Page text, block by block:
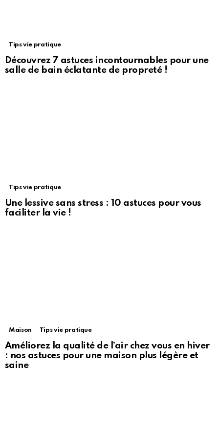
Tips vie pratique
Découvrez 7 astuces incontournables pour une
salle de bain éclatante de propreté !
Tips vie pratique
Une lessive sans stress : 10 astuces pour vous
faciliter la vie !
Maison Tips vie pratique
Améliorez la qualité de l’air chez vous en hiver
: nos astuces pour une maison plus légère et
saine